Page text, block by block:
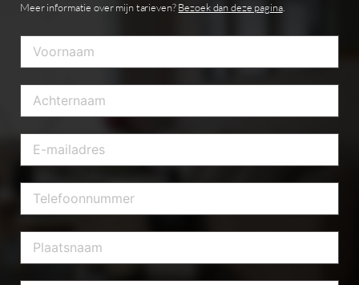
Meer informatie over mijn tarieven?Bezoek dan deze pagina.